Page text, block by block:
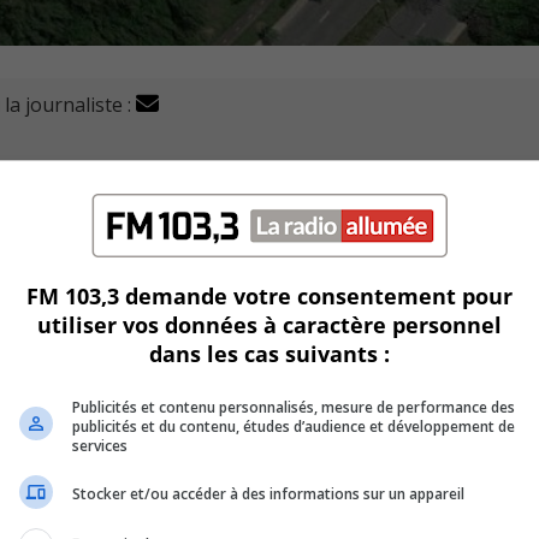
journaliste :
élus s’ils veulent ou non la tenue d’un référendum
adopté le Règlement 2023-4.
un emprunt pour en défrayer le coût à la séance du
4 840 000 $, en plus des taxes applicables et des frais (5
coût.
FM 103,3 demande votre consentement pour
utiliser vos données à caractère personnel
dans les cas suivants :
Publicités et contenu personnalisés, mesure de performance des
publicités et du contenu, études d’audience et développement de
services
Stocker et/ou accéder à des informations sur un appareil